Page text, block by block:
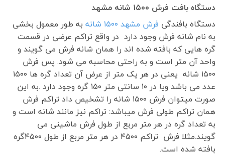
دستگاه بافت فرش ۱۵۰۰ شانه مشهد
دستگاه بافندگی فرش مشهد ۱۵۰۰ شانه
به طور معمول بخشی
به نام شانه فرش وجود دارد در واقع تراکم عرضی در قسمت
گره هایی که بافته شده اند را همان شانه فرش می گویند و
واحد آن متر است و به راحتی محاسبه می شود. پس فرش
۱۵۰۰ شانه یعنی در هر یک متر از عرض آن تعداد گره ها ۱۵۰۰
عدد می باشد ویا در ۱۰ سانتی متر ۱۵۰ گره وجود دارد .به این
صورت میتوان فرش ۱۵۰۰ شانه را تشخیص داد تراکم فرش
همان تراکم طولی فرش میباشد: تراکم نیز مانند شانه است و
به تعداد گره در هر متر مربع از طول فرش ماشینی می
گویند.مثلا فرش تراکم ۴۵۰۰ در هر متر مربع از طول ۴۵۰۰گره
بافته شده است.